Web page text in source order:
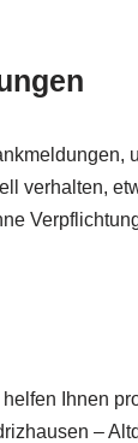
verhalten,
Ihnen
–